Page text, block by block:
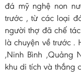
đá mỹ nghệ non
trước , từ các loại
người thợ đã chế
là chuyện về trước .
,Ninh Bình ,Quảng
khu di tích và thắng